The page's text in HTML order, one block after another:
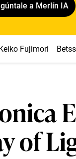
a Merlín IA
Fujimori
of